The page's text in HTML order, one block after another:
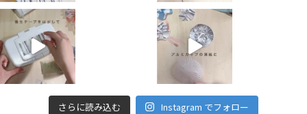
さらに読み込む Instagram でフォロー